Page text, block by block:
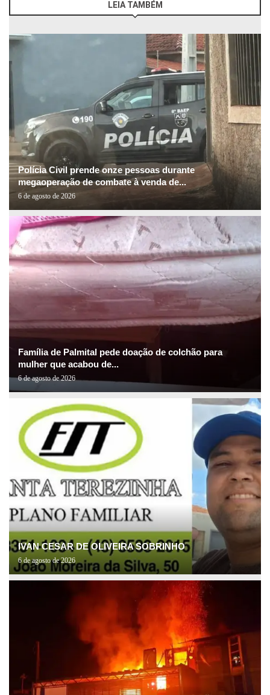
LEIA TAMBÉM
Polícia Civil prende onze pessoas durante
megaoperação de combate à venda de...
6 de agosto de 2026
Família de Palmital pede doação de colchão para
mulher que acabou de...
6 de agosto de 2026
IVAN CESAR DE OLIVEIRA SOBRINHO
6 de agosto de 2026